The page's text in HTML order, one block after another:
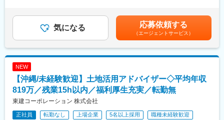
ることが高年収の理由です。
時短勤務でも評価基準は同様のため、６時間勤務でも年収1,000万
円が目指せます。
ます。勤務時間に制約があることを前提に役割設計を行い、成果
基準も明確です。時短勤務でも重要な提案を任され、正当に評価
される環境が整っています。
■入社後のミッション：
◇家庭と仕事を両立したい方
◇営業が嫌いなわけじゃない。ただ“働き方”が合わなくなってしま
案するコンサルティング営業です。
(1)土地オーナーへのアプローチ（リストを基にアプローチしま
す）
(3)受注を獲得する
業手当＞有＜給与補足＞年収650万円（月給31万円＋成果給＋賞
与）／入社1年目 メンバー年収841万円（月給42万円＋成果給＋
賞与）／入社2年目 メンバー年収1,156万円（月給56万円＋成果給
＋賞与）／入社5年目 メンバー賃金はあくまでも目安の金額であ
り、選考を通じて上下する可能性があります。月給(月額)は固定手
気になる 応募依頼する
（エージェントサービス）
NEW
【沖縄/未経験歓迎】土地活用アドバイザー◇平均年収
819万／残業15h以内／福利厚生充実／転勤無
東建コーポレーション 株式会社
正社員 転勤なし 上場企業 5名以上採用
職種未経験歓迎